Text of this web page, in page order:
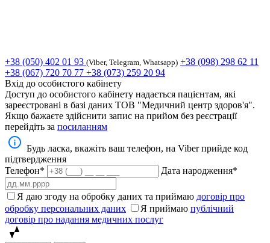
+38 (050) 402 01 93 (Viber, Telegram, Whatsapp) +38 (098) 298 62 11
+38 (067) 720 70 77 +38 (073) 259 20 94
Вхід до особистого кабінету
Доступ до особистого кабінету надається пацієнтам, які
зареєстровані в базі даних ТОВ "Медичний центр здоров'я".
Якщо бажаєте здійснити запис на прийом без реєстрації
перейдіть за посиланням
Будь ласка, вкажіть ваш телефон, на Viber прийде код
підтвердження
Телефон*
Дата народження*
Я даю згоду на обробку даних та приймаю договір про
обробку персональних даних
Я приймаю публічний
договір про надання медичних послуг